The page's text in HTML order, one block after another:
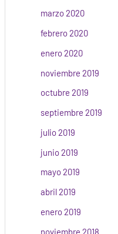
marzo 2020
febrero 2020
enero 2020
noviembre 2019
octubre 2019
septiembre 2019
julio 2019
junio 2019
mayo 2019
abril 2019
enero 2019
noviembre 2018